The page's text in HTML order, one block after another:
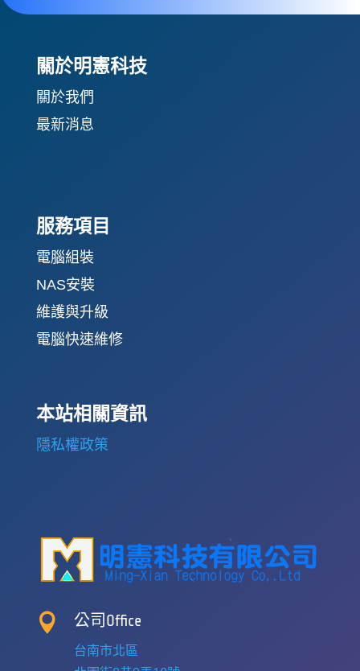
關於明憲科技
關於我們
最新消息
服務項目
電腦組裝
NAS安裝
維護與升級
電腦快速維修
本站相關資訊
隱私權政策
 公司Office
台南市北區